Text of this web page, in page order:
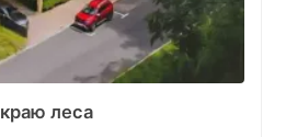
леса